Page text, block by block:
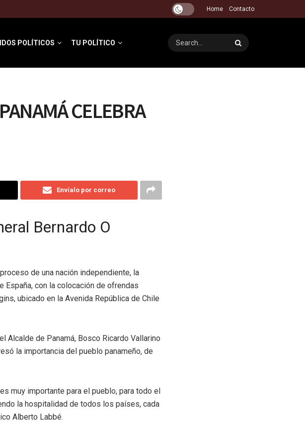
Home Contacto
POLÍTICOS TU POLÍTICO
CELEBRA
Envíalo por correo
Bernardo O
de una nación independiente, la
España, con la colocación de ofrendas
ubicado en la Avenida República de Chile
Alcalde de Panamá, Bosco Ricardo Vallarino
la importancia del pueblo panameño, de
muy importante para el pueblo, para todo el
la hospitalidad de todos los países, cada
Alberto Labbé.